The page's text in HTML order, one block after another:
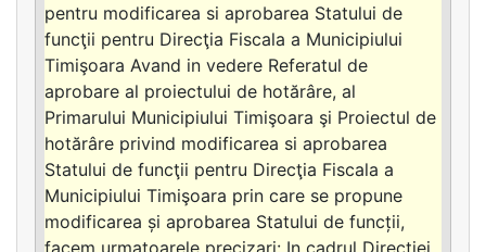
pentru modificarea si aprobarea Statului de
funcţii pentru Direcţia Fiscala a Municipiului
Timişoara Avand in vedere Referatul de
aprobare al proiectului de hotărâre, al
Primarului Municipiului Timişoara şi Proiectul de
hotărâre privind modificarea si aprobarea
Statului de funcţii pentru Direcţia Fiscala a
Municipiului Timişoara prin care se propune
modificarea și aprobarea Statului de funcții,
facem urmatoarele precizari: In cadrul Direcţiei